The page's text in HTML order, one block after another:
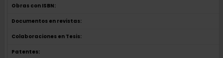
Obras con ISBN:
Documentos en revistas:
Colaboraciones en Tesis:
Patentes: